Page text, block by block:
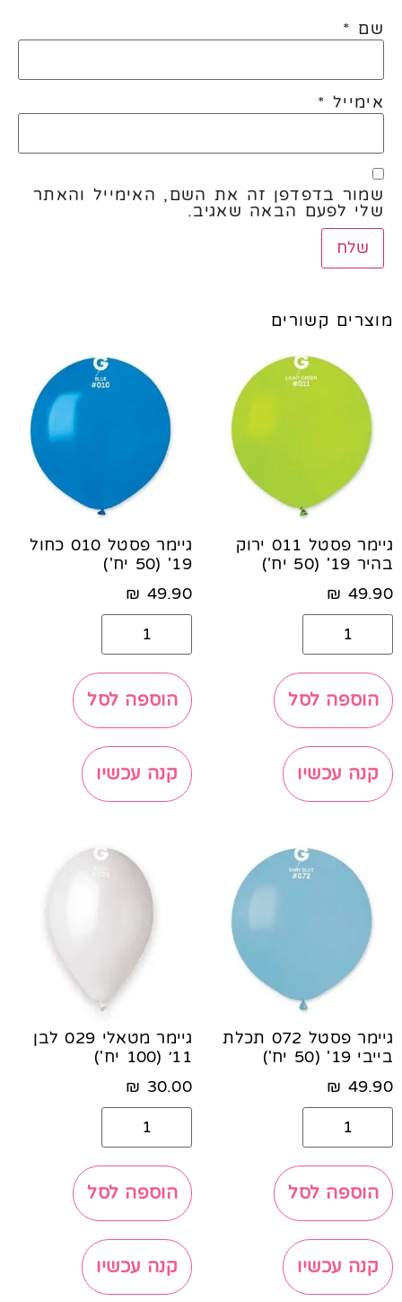
שם *
אימייל *
שמור בדפדפן זה את השם, האימייל והאתר
שלי לפעם הבאה שאגיב.
מוצרים קשורים
גיימר פסטל 011 ירוק
בהיר 19' (50 יח')
49.90
₪
הוספה לסל
קנה עכשיו
גיימר פסטל 010 כחול
19' (50 יח')
49.90
₪
הוספה לסל
קנה עכשיו
גיימר פסטל 072 תכלת
בייבי 19' (50 יח')
49.90
₪
הוספה לסל
קנה עכשיו
גיימר מטאלי 029 לבן
11׳ (100 יח')
30.00
₪
הוספה לסל
קנה עכשיו